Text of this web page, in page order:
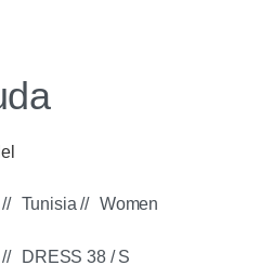
Tunisia // Women
DRESS 38 / S